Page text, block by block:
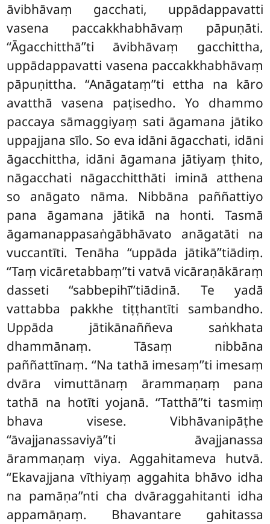
āvibhāvaṃ gacchati, uppādappavatti
vasena paccakkhabhāvaṃ pāpuṇāti.
‘‘Āgacchitthā’’ti āvibhāvaṃ gacchittha,
uppādappavatti vasena paccakkhabhāvaṃ
pāpuṇittha. ‘‘Anāgataṃ’’ti ettha na kāro
avatthā vasena paṭisedho. Yo dhammo
paccaya sāmaggiyaṃ sati āgamana jātiko
uppajjana sīlo. So eva idāni āgacchati, idāni
āgacchittha, idāni āgamana jātiyaṃ ṭhito,
nāgacchati nāgacchitthāti iminā atthena
so anāgato nāma. Nibbāna paññattiyo
pana āgamana jātikā na honti. Tasmā
āgamanappasaṅgābhāvato anāgatāti na
vuccantīti. Tenāha ‘‘uppāda jātikā’’tiādiṃ.
‘‘Taṃ vicāretabbaṃ’’ti vatvā vicāraṇākāraṃ
dasseti ‘‘sabbepihī’’tiādinā. Te yadā
vattabba pakkhe tiṭṭhantīti sambandho.
Uppāda jātikānaññeva saṅkhata
dhammānaṃ. Tāsaṃ nibbāna
paññattīnaṃ. ‘‘Na tathā imesaṃ’’ti imesaṃ
dvāra vimuttānaṃ ārammaṇaṃ pana
tathā na hotīti yojanā. ‘‘Tatthā’’ti tasmiṃ
bhava visese. Vibhāvanipāṭhe
‘‘āvajjanassaviyā’’ti āvajjanassa
ārammaṇaṃ viya. Aggahitameva hutvā.
‘‘Ekavajjana vīthiyaṃ aggahita bhāvo idha
na pamāṇa’’nti cha dvāraggahitanti idha
appamāṇaṃ. Bhavantare gahitassa